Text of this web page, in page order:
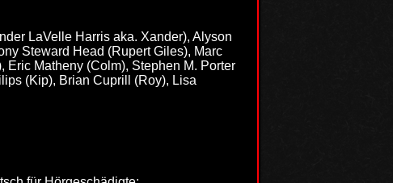
LaVelle Harris aka. Xander), Alyson
Steward Head (Rupert Giles), Marc
Eric Matheny (Colm), Stephen M. Porter
(Kip), Brian Cuprill (Roy), Lisa